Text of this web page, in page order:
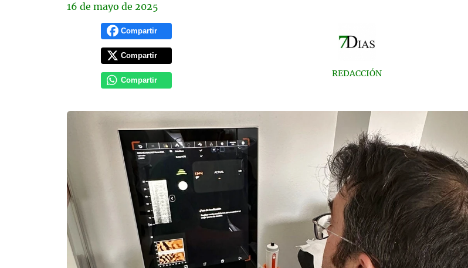
16 de mayo de 2025
Compartir
Compartir
Compartir
REDACCIÓN